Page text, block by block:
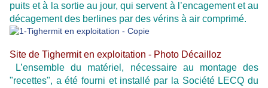
puits et à la sortie au jour, qui servent à l’encagement et au
décagement des berlines par des vérins à air comprimé.
Site de Tighermit en exploitation - Photo Décailloz
L’ensemble du matériel, nécessaire au montage des
"recettes", a été fourni et installé par la Société LECQ du